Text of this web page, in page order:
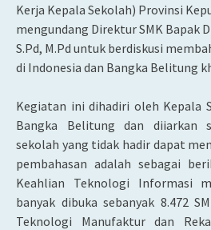
Kerja Kepala Sekolah) Provinsi
mengundang Direktur SMK Bapak
S.Pd, M.Pd untuk berdiskusi
di Indonesia dan Bangka Belitung
Kegiatan ini dihadiri oleh Kepala
Bangka Belitung dan diiarkan
sekolah yang tidak hadir dapat
pembahasan adalah sebagai
Keahlian Teknologi Informasi
banyak dibuka sebanyak 8.472
Teknologi Manufaktur dan